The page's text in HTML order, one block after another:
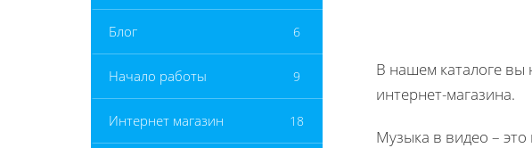
Блог 6
Начало работы 9
Интернет магазин 18
В нашем каталоге вы
интернет-магазина.
Музыка в видео –